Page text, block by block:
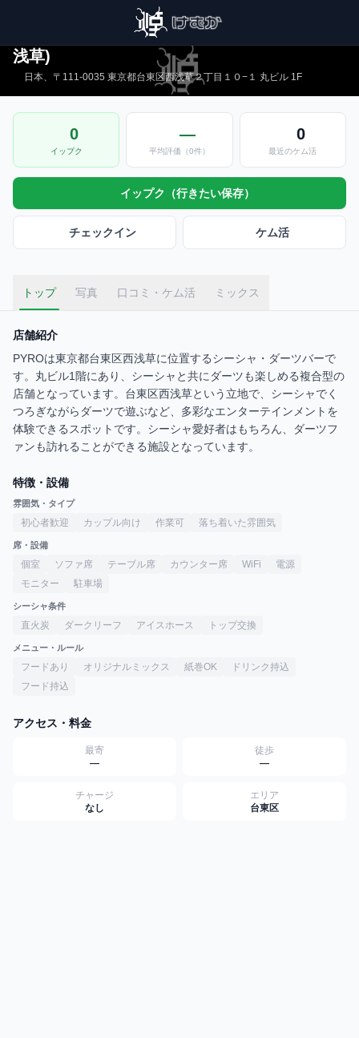
PYRO パイロ/シーシャ、ダーツバー台東区西
浅草)
日本、〒111-0035 東京都台東区西浅草２丁目１０−１ 丸ビル 1F
0
イップク
—
平均評価（0件）
0
最近のケム活
イップク（行きたい保存）
チェックイン ケム活
トップ 写真 口コミ・ケム活 ミックス
店舗紹介
PYROは東京都台東区西浅草に位置するシーシャ・ダーツバーで
す。丸ビル1階にあり、シーシャと共にダーツも楽しめる複合型の
店舗となっています。台東区西浅草という立地で、シーシャでく
つろぎながらダーツで遊ぶなど、多彩なエンターテインメントを
体験できるスポットです。シーシャ愛好者はもちろん、ダーツフ
ァンも訪れることができる施設となっています。
特徴・設備
雰囲気・タイプ
初心者歓迎 カップル向け 作業可 落ち着いた雰囲気
席・設備
個室 ソファ席 テーブル席 カウンター席 WiFi
電源
モニター
駐車場
シーシャ条件
直火炭 ダークリーフ アイスホース トップ交換
メニュー・ルール
フードあり オリジナルミックス 紙巻OK
ドリンク持込
フード持込
アクセス・料金
最寄
—
徒歩
—
チャージ
なし
エリア
台東区